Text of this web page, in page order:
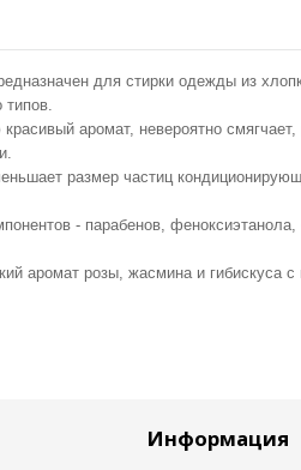
для стирки одежды из
типов.
аромат, невероятно
размер частиц
- парабенов,
аромат розы, жасмина и гибискуса
Информация